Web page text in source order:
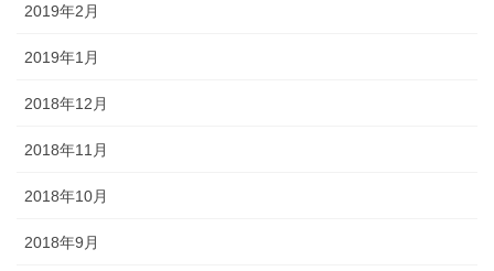
2019年2月
2019年1月
2018年12月
2018年11月
2018年10月
2018年9月